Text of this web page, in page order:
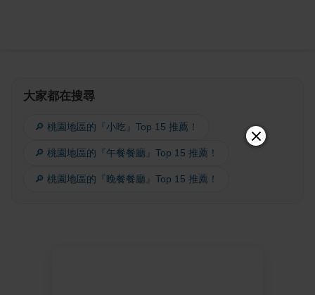
大家都在搜尋
🔎 桃園地區的『小吃』Top 15 推薦！
🔎 桃園地區的『午餐餐廳』Top 15 推薦！
🔎 桃園地區的『晚餐餐廳』Top 15 推薦！